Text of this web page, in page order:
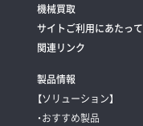
機械買取
サイトご利用にあたって
関連リンク
製品情報
【ソリューション】
・おすすめ製品